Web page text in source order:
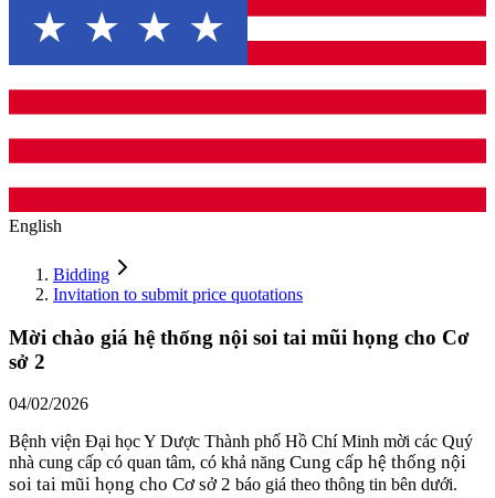
English
Bidding
Invitation to submit price quotations
Mời chào giá hệ thống nội soi tai mũi họng cho Cơ
sở 2
04/02/2026
Bệnh viện Đại học Y Dược Thành phố Hồ Chí Minh mời các Quý
nhà cung cấp có quan tâm, có khả năng Cung cấp hệ thống nội
soi tai mũi họng cho Cơ sở 2 báo giá theo thông tin bên dưới.